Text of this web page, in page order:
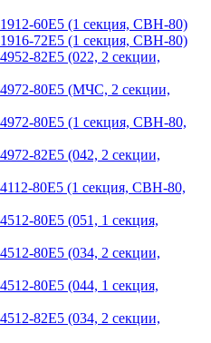
60Е5 (1 секция, СВН-80)
72Е5 (1 секция, СВН-80)
82Е5 (022, 2 секции,
80Е5 (МЧС, 2 секции,
80Е5 (1 секция, СВН-80,
82Е5 (042, 2 секции,
80Е5 (1 секция, СВН-80,
80Е5 (051, 1 секция,
80Е5 (034, 2 секции,
80Е5 (044, 1 секция,
82Е5 (034, 2 секции,